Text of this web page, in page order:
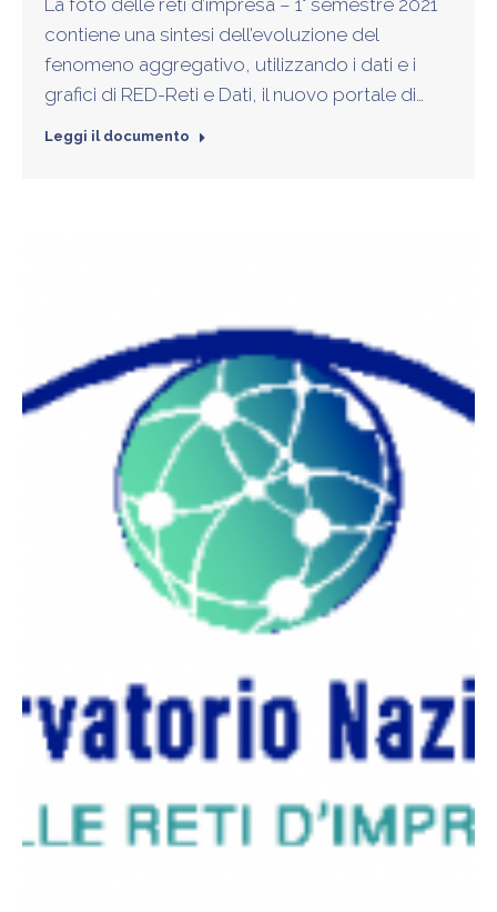
contiene una sintesi dell’evoluzione del
fenomeno aggregativo, utilizzando i dati e i
grafici di RED-Reti e Dati, il nuovo portale di…
Leggi il documento